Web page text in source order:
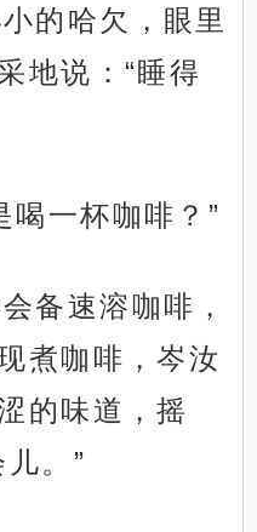
的哈欠，眼里
地说：“睡得
喝一杯咖啡？”
备速溶咖啡，
煮咖啡，岑汝
的味道，摇
。”